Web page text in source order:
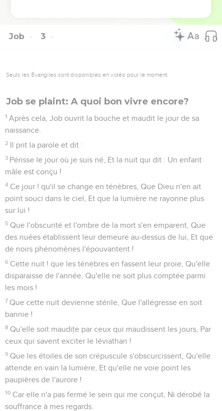
Job 3
Seuls les Évangiles sont disponibles en vidéo pour le moment.
Job se plaint: A quoi bon vivre encore?
1 Après cela, Job ouvrit la bouche et maudit le jour de sa
naissance.
2 Il prit la parole et dit :
3 Périsse le jour où je suis né, Et la nuit qui dit : Un enfant
mâle est conçu !
4 Ce jour ! qu'il se change en ténèbres, Que Dieu n'en ait
point souci dans le ciel, Et que la lumière ne rayonne plus
sur lui !
5 Que l'obscurité et l'ombre de la mort s'en emparent, Que
des nuées établissent leur demeure au-dessus de lui, Et que
de noirs phénomènes l'épouvantent !
6 Cette nuit ! que les ténèbres en fassent leur proie, Qu'elle
disparaisse de l'année, Qu'elle ne soit plus comptée parmi
les mois !
7 Que cette nuit devienne stérile, Que l'allégresse en soit
bannie !
8 Qu'elle soit maudite par ceux qui maudissent les jours, Par
ceux qui savent exciter le léviathan !
9 Que les étoiles de son crépuscule s'obscurcissent, Qu'elle
attende en vain la lumière, Et qu'elle ne voie point les
paupières de l'aurore !
10 Car elle n'a pas fermé le sein qui me conçut, Ni dérobé la
souffrance à mes regards.